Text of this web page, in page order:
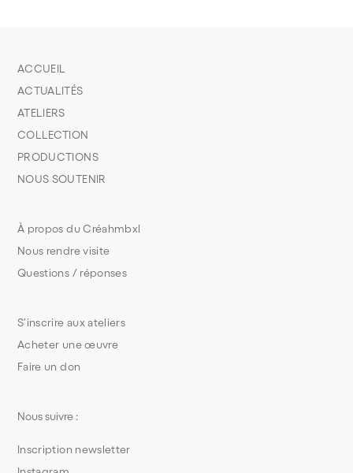
S’inscrire aux ateliers
Acheter une œuvre
Faire un don
À propos du Créahmbxl
Nous rendre visite
Questions / réponses
ACCUEIL
ACTUALITÉS
ATELIERS
COLLECTION
PRODUCTIONS
NOUS SOUTENIR
Nous suivre :
Inscription newsletter